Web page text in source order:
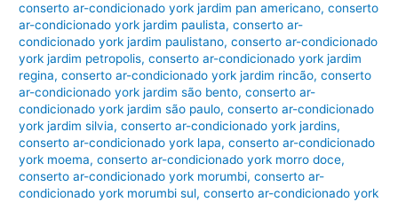
conserto ar-condicionado york jardim pan americano,conserto
ar-condicionado york jardim paulista,conserto ar-
condicionado york jardim paulistano,conserto ar-condicionado
york jardim petropolis,conserto ar-condicionado york jardim
regina,conserto ar-condicionado york jardim rincão,conserto
ar-condicionado york jardim são bento,conserto ar-
condicionado york jardim são paulo,conserto ar-condicionado
york jardim silvia,conserto ar-condicionado york jardins,
conserto ar-condicionado york lapa,conserto ar-condicionado
york moema,conserto ar-condicionado york morro doce,
conserto ar-condicionado york morumbi,conserto ar-
condicionado york morumbi sul,conserto ar-condicionado york